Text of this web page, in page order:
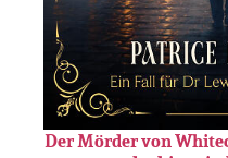
Der Mörder von